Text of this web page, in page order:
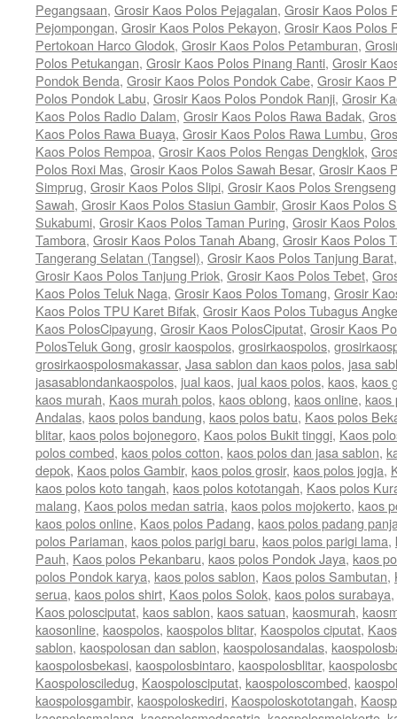
Pegangsaan, Grosir Kaos Polos Pejagalan, Grosir Kaos Polos
Pejompongan, Grosir Kaos Polos Pekayon, Grosir Kaos Polos
Pertokoan Harco Glodok, Grosir Kaos Polos Petamburan,
Polos Petukangan, Grosir Kaos Polos Pinang Ranti, Grosir
Pondok Benda, Grosir Kaos Polos Pondok Cabe, Grosir Kaos
Polos Pondok Labu, Grosir Kaos Polos Pondok Ranji, Grosir
Kaos Polos Radio Dalam, Grosir Kaos Polos Rawa Badak,
Kaos Polos Rawa Buaya, Grosir Kaos Polos Rawa Lumbu,
Kaos Polos Rempoa, Grosir Kaos Polos Rengas Dengklok,
Polos Roxi Mas, Grosir Kaos Polos Sawah Besar, Grosir Kaos
Simprug, Grosir Kaos Polos Slipi, Grosir Kaos Polos Srengseng
Sawah, Grosir Kaos Polos Stasiun Gambir, Grosir Kaos Polos
Sukabumi, Grosir Kaos Polos Taman Puring, Grosir Kaos
Tambora, Grosir Kaos Polos Tanah Abang, Grosir Kaos Polos
Tangerang Selatan (Tangsel), Grosir Kaos Polos Tanjung Barat
Grosir Kaos Polos Tanjung Priok, Grosir Kaos Polos Tebet,
Kaos Polos Teluk Naga, Grosir Kaos Polos Tomang, Grosir
Kaos Polos TPU Karet Bifak, Grosir Kaos Polos Tubagus Angke
Kaos PolosCipayung, Grosir Kaos PolosCiputat, Grosir Kaos
PolosTeluk Gong, grosir kaospolos, grosirkaospolos,
grosirkaospolosmakassar, Jasa sablon dan kaos polos, jasa
jasasablondankaospolos, jual kaos, jual kaos polos, kaos, kaos
kaos murah, Kaos murah polos, kaos oblong, kaos online, kaos
Andalas, kaos polos bandung, kaos polos batu, Kaos polos
blitar, kaos polos bojonegoro, Kaos polos Bukit tinggi, Kaos
polos combed, kaos polos cotton, kaos polos dan jasa sablon,
depok, Kaos polos Gambir, kaos polos grosir, kaos polos jogja,
kaos polos koto tangah, kaos polos kototangah, Kaos polos
malang, Kaos polos medan satria, kaos polos mojokerto, kaos
kaos polos online, Kaos polos Padang, kaos polos padang
polos Pariaman, kaos polos parigi baru, kaos polos parigi lama,
Pauh, Kaos polos Pekanbaru, kaos polos Pondok Jaya, kaos
polos Pondok karya, kaos polos sablon, Kaos polos Sambutan,
serua, kaos polos shirt, Kaos polos Solok, kaos polos surabaya,
Kaos polosciputat, kaos sablon, kaos satuan, kaosmurah,
kaosonline, kaospolos, kaospolos blitar, Kaospolos ciputat,
sablon, kaospolosan dan sablon, kaospolosandalas,
kaospolosbekasi, kaospolosbintaro, kaospolosblitar,
Kaospolosciledug, Kaospolosciputat, kaospoloscombed,
kaospolosgambir, kaospoloskediri, Kaospoloskototangah,